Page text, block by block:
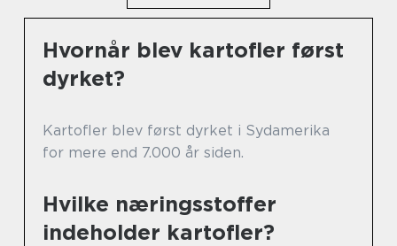
Hvornår blev kartofler først
dyrket?
Kartofler blev først dyrket i Sydamerika
for mere end 7.000 år siden.
Hvilke næringsstoffer
indeholder kartofler?